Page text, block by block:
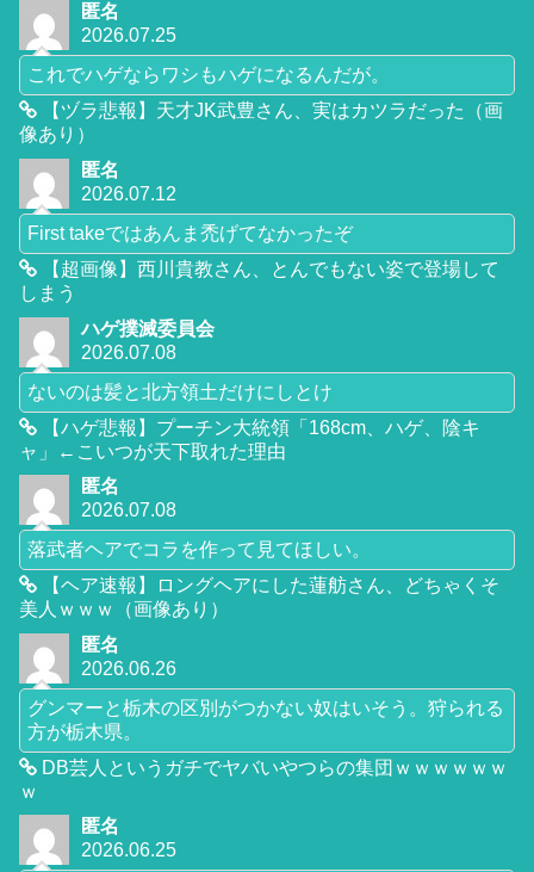
匿名
2026.07.25
これでハゲならワシもハゲになるんだが。
【ヅラ悲報】天才JK武豊さん、実はカツラだった（画
像あり）
匿名
2026.07.12
First takeではあんま禿げてなかったぞ
【超画像】西川貴教さん、とんでもない姿で登場して
しまう
ハゲ撲滅委員会
2026.07.08
ないのは髪と北方領土だけにしとけ
【ハゲ悲報】プーチン大統領「168cm、ハゲ、陰キ
ャ」←こいつが天下取れた理由
匿名
2026.07.08
落武者ヘアでコラを作って見てほしい。
【ヘア速報】ロングヘアにした蓮舫さん、どちゃくそ
美人ｗｗｗ（画像あり）
匿名
2026.06.26
グンマーと栃木の区別がつかない奴はいそう。狩られる
方が栃木県。
DB芸人というガチでヤバいやつらの集団ｗｗｗｗｗｗ
ｗ
匿名
2026.06.25